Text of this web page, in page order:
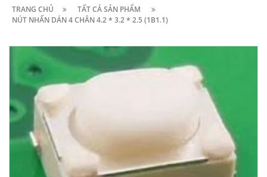
TRANG CHỦ
TẤT CẢ SẢN PHẨM
NÚT NHẤN DÁN 4 CHÂN 4.2 * 3.2 * 2.5 (1B1.1)